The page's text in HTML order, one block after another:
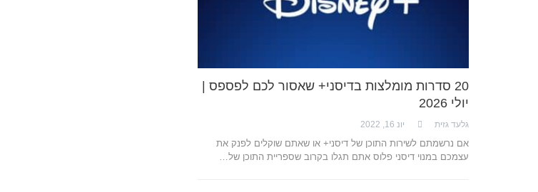
20 סדרות מומלצות בדיסני+ שאסור לכם לפספס |
יולי 2026
גלעד גזית יונ 16, 2022
אם נרשמתם לשירות התוכן של דיסני+ או שאתם שוקלים לפנק את
עצמכם במנוי דיסני פלוס אתם תגלו בקרוב שספריית התוכן של…